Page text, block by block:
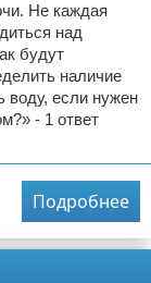
Не каждая
над
будут
наличие
воду, если нужен
- 1 ответ
Подробнее